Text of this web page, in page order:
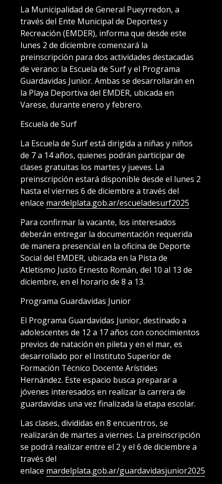
La Municipalidad de General Pueyrredon, a
través del Ente Municipal de Deportes y
Recreación (EMDER), informa que desde este
lunes 2 de diciembre comenzará la
preinscripción para dos actividades destacadas
de verano: la Escuela de Surf y el Programa
Guardavidas Junior. Ambas se desarrollarán en
la Playa Deportiva del EMDER, ubicada en
Varese, durante enero y febrero.
Escuela de Surf
La Escuela de Surf está dirigida a niñas y niños
de 7 a 14 años, quienes podrán participar de
clases gratuitas los martes y jueves. La
preinscripción estará disponible desde el lunes 2
hasta el viernes 6 de diciembre a través del
enlace mardelplata.gob.ar/escueladesurf2025
Para confirmar la vacante, los interesados
deberán entregar la documentación requerida
de manera presencial en la oficina de Deporte
Social del EMDER, ubicada en la Pista de
Atletismo Justo Ernesto Román, del 10 al 13 de
diciembre, en el horario de 8 a 13.
Programa Guardavidas Junior
El Programa Guardavidas Junior, destinado a
adolescentes de 12 a 17 años con conocimientos
previos de natación en pileta y en el mar, es
desarrollado por el Instituto Superior de
Formación Técnico Docente Arístides
Hernández. Este espacio busca preparar a
jóvenes interesados en realizar la carrera de
guardavidas una vez finalizada la etapa escolar.
Las clases, divididas en 8 encuentros, se
realizarán de martes a viernes. La preinscripción
se podrá realizar entre el 2 y el 6 de diciembre a
través del
enlace mardelplata.gob.ar/guardavidasjunior2025